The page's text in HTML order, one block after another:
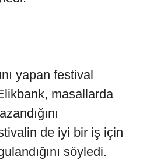
yapan festival
masallarda
de iyi bir iş için
söyledi.